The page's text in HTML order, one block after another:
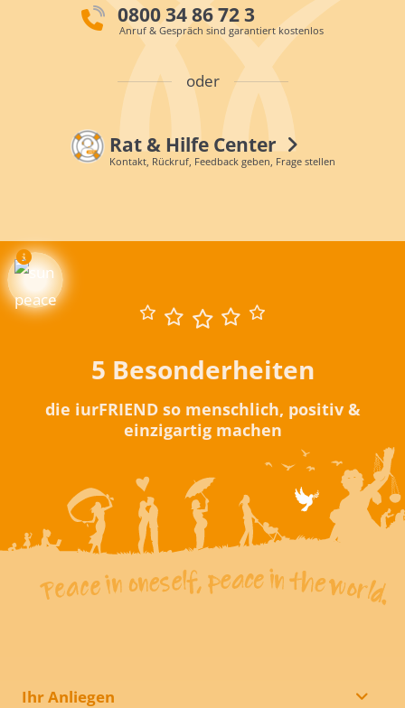
0800 34 86 72 3
Anruf & Gespräch sind garantiert kostenlos
oder
Rat & Hilfe Center
Kontakt, Rückruf, Feedback geben, Frage stellen
5 Besonderheiten
die iurFRIEND so menschlich, positiv &
einzigartig machen
Ihr Anliegen